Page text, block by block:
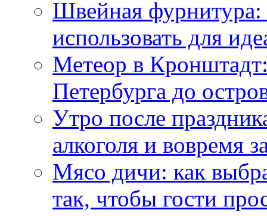
Швейная фурнитура:
использовать для
Метеор в
Петербурга до
Утро после
алкоголя и вовремя
Мясо дичи: как
так, чтобы гости